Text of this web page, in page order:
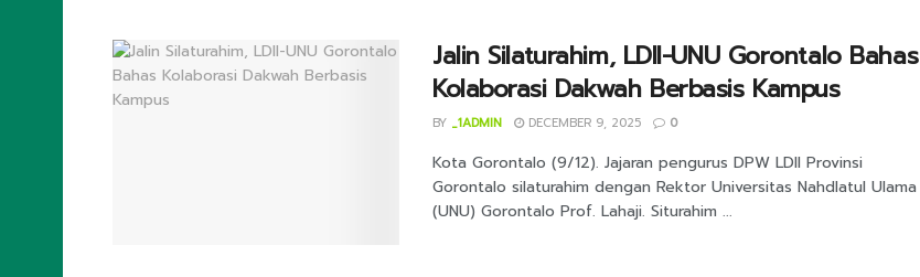
Jalin Silaturahim, LDII-UNU Gorontalo Bahas
Kolaborasi Dakwah Berbasis Kampus
BY _1ADMIN DECEMBER 9, 2025 0
Kota Gorontalo (9/12). Jajaran pengurus DPW LDII Provinsi
Gorontalo silaturahim dengan Rektor Universitas Nahdlatul Ulama
(UNU) Gorontalo Prof. Lahaji. Siturahim ...